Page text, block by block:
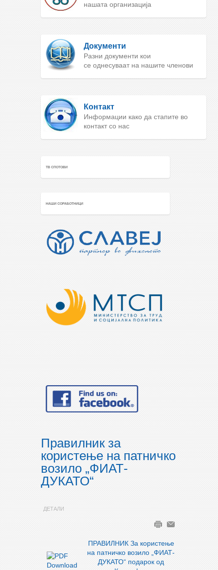
нашата организација
Документи
Разни документи кои
се однесуваат на нашите членови
Контакт
Информации како да стапите во
контакт со нас
ТВ СПОТОВИ
НАШИ СОРАБОТНИЦИ
Правилник за
користење на патничко
возило „ФИАТ-
ДУКАТО“
ДЕТАЛИ
ПРАВИЛНИК За користење
на патничко возило „ФИАТ-
ДУКАТО“ подарок од